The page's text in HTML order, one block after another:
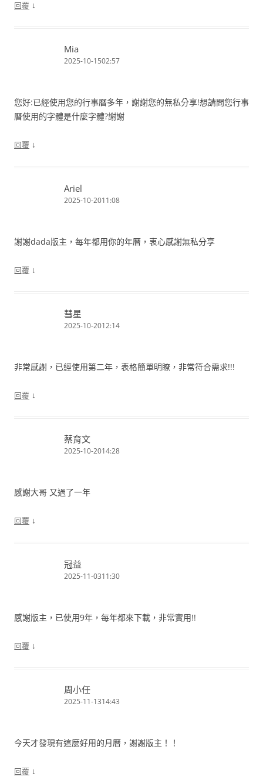
回覆 ↓
Mia
2025-10-1502:57
您好:已經使用您的行事曆多年，謝謝您的無私分享!想請問您行事
曆使用的字體是什麼字體?謝謝
回覆 ↓
Ariel
2025-10-2011:08
謝謝dada版主，每年都用你的年曆，衷心感謝無私分享
回覆 ↓
彗星
2025-10-2012:14
非常感謝，已經使用第二年，表格簡單明瞭，非常符合需求!!!
回覆 ↓
蔡育文
2025-10-2014:28
感謝大哥 又過了一年
回覆 ↓
冠益
2025-11-0311:30
感謝版主，已使用9年，每年都來下載，非常實用!!
回覆 ↓
周小任
2025-11-1314:43
今天才發現有這麼好用的月曆，謝謝版主！！
回覆 ↓